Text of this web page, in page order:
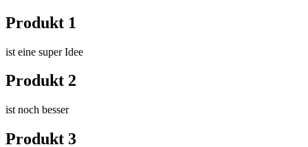
Produkt 1
ist eine super Idee
Produkt 2
ist noch besser
Produkt 3